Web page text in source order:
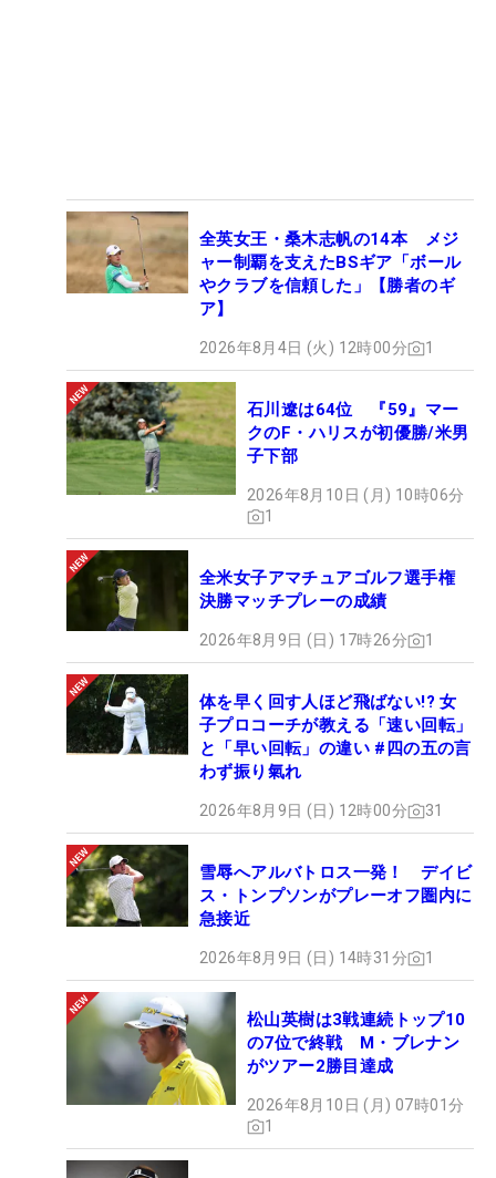
全英女王・桑木志帆の14本 メジ
ャー制覇を支えたBSギア「ボール
やクラブを信頼した」【勝者のギ
ア】
2026年8月4日 (火) 12時00分 1
石川遼は64位 『59』マー
クのF・ハリスが初優勝/米男
子下部
2026年8月10日 (月) 10時06分
1
全米女子アマチュアゴルフ選手権
決勝マッチプレーの成績
2026年8月9日 (日) 17時26分 1
体を早く回す人ほど飛ばない!? 女
子プロコーチが教える「速い回転」
と「早い回転」の違い #四の五の言
わず振り氣れ
2026年8月9日 (日) 12時00分 31
雪辱へアルバトロス一発！ デイビ
ス・トンプソンがプレーオフ圏内に
急接近
2026年8月9日 (日) 14時31分 1
松山英樹は3戦連続トップ10
の7位で終戦 M・ブレナン
がツアー2勝目達成
2026年8月10日 (月) 07時01分
1